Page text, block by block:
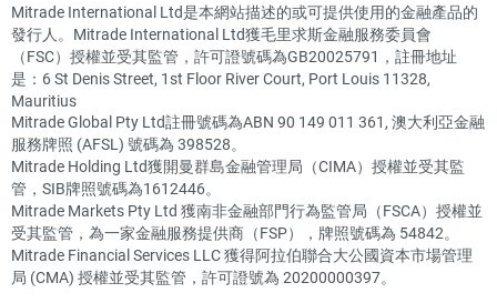
Mitrade International Ltd是本網站描述的或可提供使用的金融產品的
發行人。Mitrade International Ltd獲毛里求斯金融服務委員會
（FSC）授權並受其監管，許可證號碼為GB20025791，註冊地址
是：6 St Denis Street, 1st Floor River Court, Port Louis 11328,
Mauritius
Mitrade Global Pty Ltd註冊號碼為ABN 90 149 011 361, 澳大利亞金融
服務牌照 (AFSL) 號碼為 398528。
Mitrade Holding Ltd獲開曼群島金融管理局（CIMA）授權並受其監
管，SIB牌照號碼為1612446。
Mitrade Markets Pty Ltd 獲南非金融部門行為監管局（FSCA）授權並
受其監管，為一家金融服務提供商（FSP），牌照號碼為 54842。
Mitrade Financial Services LLC 獲得阿拉伯聯合大公國資本市場管理
局 (CMA) 授權並受其監管，許可證號為 20200000397。